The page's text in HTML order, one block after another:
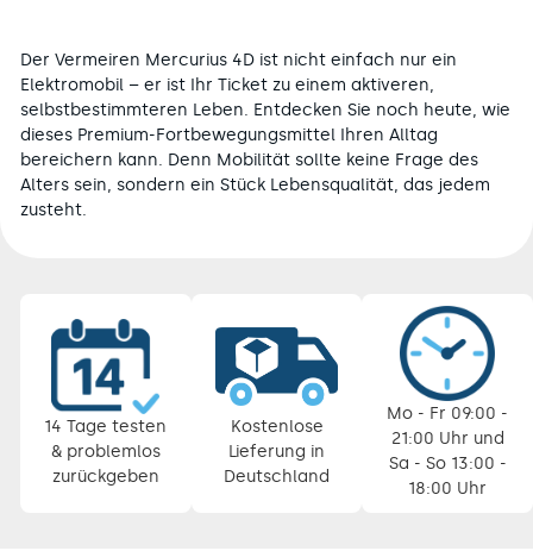
Der Vermeiren Mercurius 4D ist nicht einfach nur ein
Elektromobil – er ist Ihr Ticket zu einem aktiveren,
selbstbestimmteren Leben. Entdecken Sie noch heute, wie
dieses Premium-Fortbewegungsmittel Ihren Alltag
bereichern kann. Denn Mobilität sollte keine Frage des
Alters sein, sondern ein Stück Lebensqualität, das jedem
zusteht.
Pause
Diashow
14 Tage testen
& problemlos
zurückgeben
Kostenlose
Lieferung in
Deutschland
Mo - Fr 09:00 -
21:00 Uhr und
Sa - So 13:00 -
18:00 Uhr